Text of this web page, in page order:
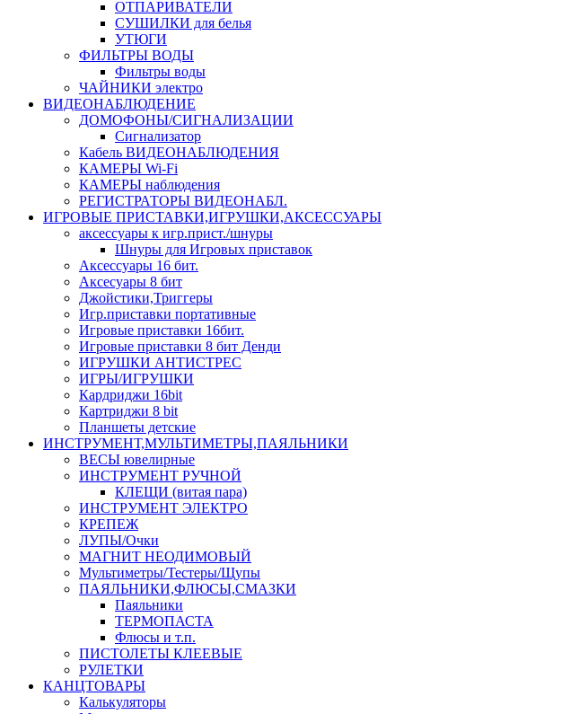
ОТПАРИВАТЕЛИ
СУШИЛКИ для белья
УТЮГИ
ФИЛЬТРЫ ВОДЫ
Фильтры воды
ЧАЙНИКИ электро
ВИДЕОНАБЛЮДЕНИЕ
ДОМОФОНЫ/СИГНАЛИЗАЦИИ
Сигнализатор
Кабель ВИДЕОНАБЛЮДЕНИЯ
КАМЕРЫ Wi-Fi
КАМЕРЫ наблюдения
РЕГИСТРАТОРЫ ВИДЕОНАБЛ.
ИГРОВЫЕ ПРИСТАВКИ,ИГРУШКИ,АКСЕССУАРЫ
аксесcуары к игр.прист./шнуры
Шнуры для Игровых приставок
Аксессуары 16 бит.
Аксесуары 8 бит
Джойстики,Триггеры
Игр.приставки портативные
Игровые приставки 16бит.
Игровые приставки 8 бит Денди
ИГРУШКИ АНТИСТРЕС
ИГРЫ/ИГРУШКИ
Кардриджи 16bit
Картриджи 8 bit
Планшеты детские
ИНСТРУМЕНТ,МУЛЬТИМЕТРЫ,ПАЯЛЬНИКИ
ВЕСЫ ювелирные
ИНСТРУМЕНТ РУЧНОЙ
КЛЕЩИ (витая пара)
ИНСТРУМЕНТ ЭЛЕКТРО
КРЕПЕЖ
ЛУПЫ/Очки
МАГНИТ НЕОДИМОВЫЙ
Мультиметры/Тестеры/Щупы
ПАЯЛЬНИКИ,ФЛЮСЫ,СМАЗКИ
Паяльники
ТЕРМОПАСТА
Флюсы и т.п.
ПИСТОЛЕТЫ КЛЕЕВЫЕ
РУЛЕТКИ
КАНЦТОВАРЫ
Калькуляторы